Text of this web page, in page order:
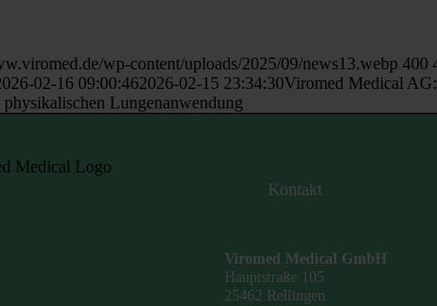
wp-content/uploads/2025/09/news13.webp 400
02-16 09:00:462026-02-15 23:34:30Viromed Medical
physikalischen Lungenanwendung
Kontakt
Viromed Medical GmbH
Hauptstraße 105
25462 Rellingen